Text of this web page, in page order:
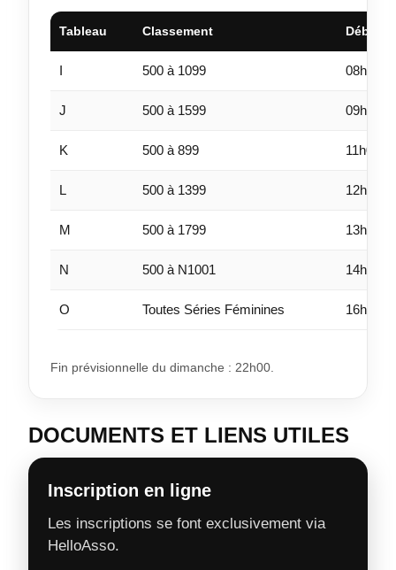
Tableau Classement Début
I 500 à 1099 08h30
J 500 à 1599 09h45
K 500 à 899 11h00
L 500 à 1399 12h15
M 500 à 1799 13h30
N 500 à N1001 14h45
O Toutes Séries Féminines 16h00
Fin prévisionnelle du dimanche : 22h00.
DOCUMENTS ET LIENS UTILES
Inscription en ligne
Les inscriptions se font exclusivement via
HelloAsso.